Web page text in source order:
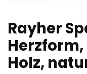
Rayher
Holz,